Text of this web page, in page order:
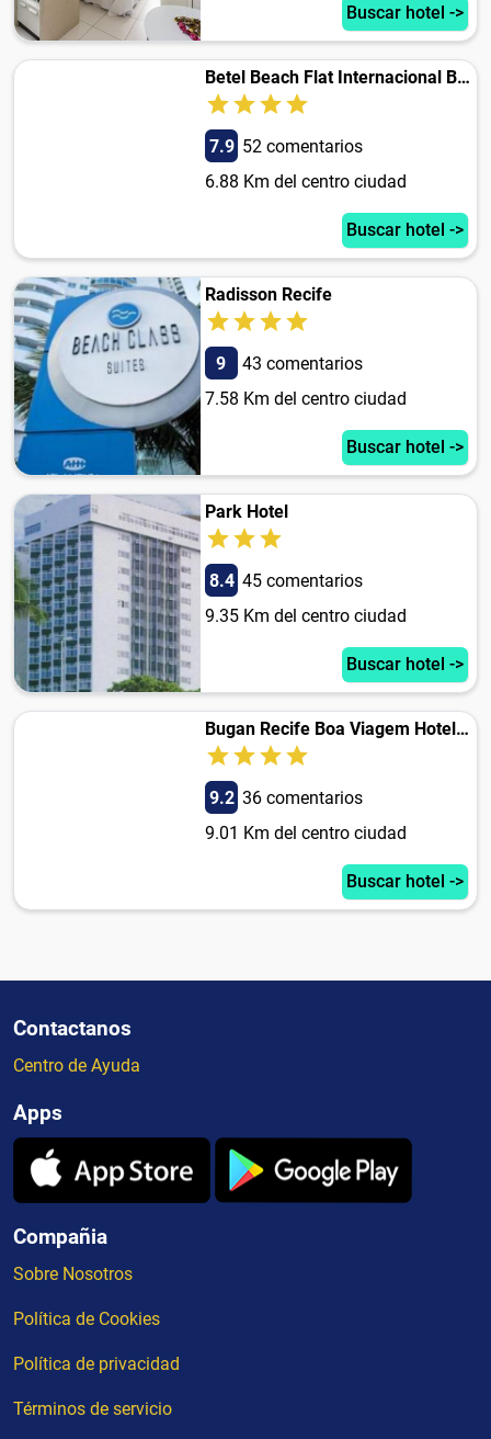
Buscar hotel ->
Betel Beach Flat Internacional Boa Viagem
7.9 52 comentarios
6.88 Km del centro ciudad
Buscar hotel ->
Radisson Recife
9
43 comentarios
7.58 Km del centro ciudad
Buscar hotel ->
Park Hotel
8.4 45 comentarios
9.35 Km del centro ciudad
Buscar hotel ->
Bugan Recife Boa Viagem Hotel - by Atlantica
9.2 36 comentarios
9.01 Km del centro ciudad
Buscar hotel ->
Contactanos
Centro de Ayuda
Apps
Compañia
Sobre Nosotros
Política de Cookies
Política de privacidad
Términos de servicio